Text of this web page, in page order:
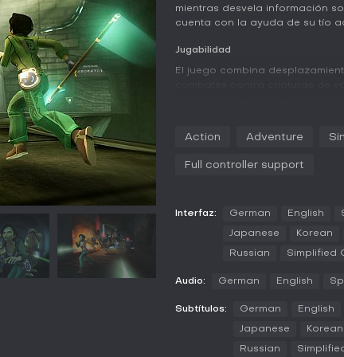
mientras desvela información
cuenta con la ayuda de su tío
Jugabilidad
El juego combina
aerodeslizador que se mejora
controles se han pulido para
combate se basa en combos
se obtienen objetos como el
abierta con objetivos
Modos de juego
El modo principal sigue la
Action Adventure
Full controller support
Interfaz: German English
Japanese Korean
Russian Simplified
Audio: German English
Subtítulos: German English
Japanese Korean
Russian